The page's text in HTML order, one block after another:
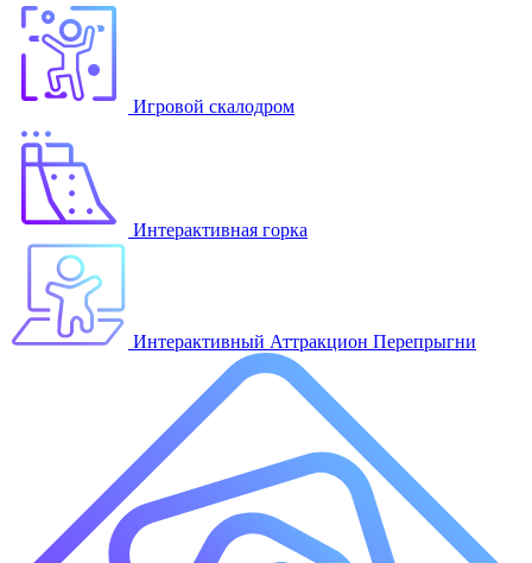
Игровой скалодром
Интерактивная горка
Интерактивный Аттракцион Перепрыгни